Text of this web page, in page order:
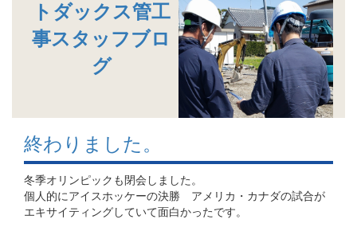
トダックス管工
事スタッフブロ
グ
終わりました。
冬季オリンピックも閉会しました。
個人的にアイスホッケーの決勝 アメリカ・カナダの試合が
エキサイティングしていて面白かったです。